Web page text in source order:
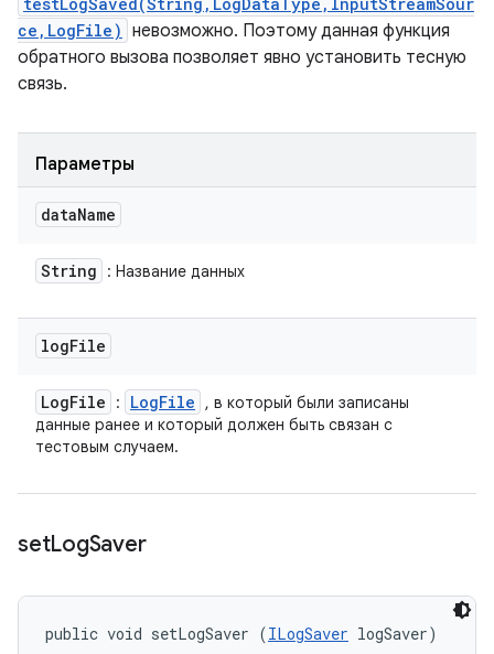
ce,LogFile) невозможно. Поэтому данная функция
обратного вызова позволяет явно установить тесную
связь.
Параметры
dataName
String : Название данных
logFile
LogFile : LogFile
, в который были записаны
данные ранее и который должен быть связан с
тестовым случаем.
setLogSaver
public void setLogSaver (ILogSaver logSaver)